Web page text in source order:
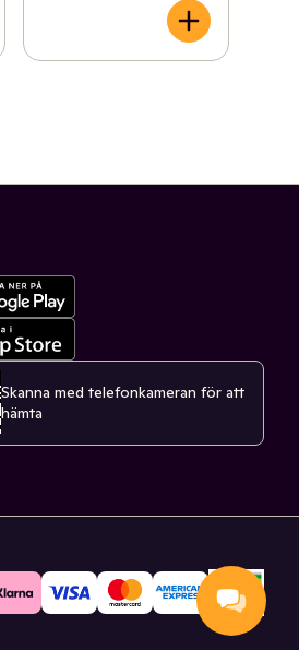
Skanna med telefonkameran för att
hämta